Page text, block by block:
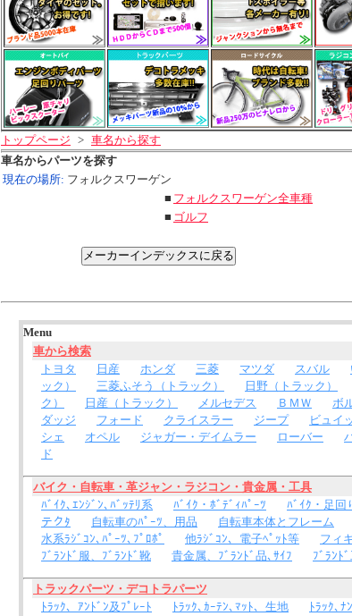
トップページ > 車名から探す
車名からパーツを探す
現在の場所: フォルクスワーゲン
■ フォルクスワーゲン全車種
■ ゴルフ
Menu
車から検索
トヨタ
日産 ホンダ 三菱 マツダ スバル
ック）
三菱ふそう（トラック） 日野（トラック）
ク）
日産（トラック） メルセデス ＢＭＷ ボ
ダッジ
フォード クライスラー ジープ ビュイ
シェ
オペル ジャガー・デイムラー ローバー
ド
バイク・自転車・革ジャン・ラジコン・貴金属・工具
ﾊﾞｲｸ､ｴﾝｼﾞﾝ､ﾊﾞｯﾃﾘ系
ﾊﾞｲｸ・ﾎﾞﾃﾞｨﾊﾟｰﾂ ﾊﾞｲｸ・足回
テクﾀ
自転車のﾊﾟｰﾂ、用品 自転車本体とフレーム
水系ﾗｼﾞｺﾝ､ﾊﾟｰﾂ､ﾌﾟﾛﾎﾟ
他ﾗｼﾞｺﾝ、電子ﾍﾟｯﾄ等 フィ
ﾌﾞﾗﾝﾄﾞ服、ﾌﾞﾗﾝﾄﾞ靴
貴金属、ﾌﾞﾗﾝﾄﾞ品､ｻｲﾌ ﾌﾞﾗﾝﾄ
トラックパーツ・デコトラパーツ
ﾄﾗｯｸ、ｱﾝﾄﾞﾝ及ﾌﾟﾚｰﾄ
ﾄﾗｯｸ､ｶｰﾃﾝ､ﾏｯﾄ、生地 ﾄﾗｯｸ､ﾅ